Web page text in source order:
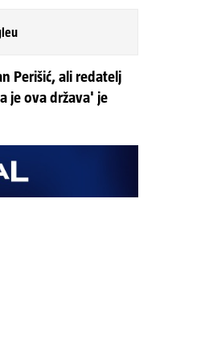
Perišić, ali redatelj
je ova država' je